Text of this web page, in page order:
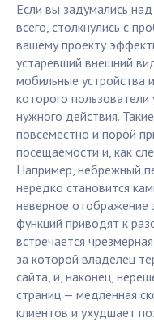
Если вы задумались
всего, столкнулись с
вашему проекту
устаревший внешний
мобильные устройства
которого
нужного действия.
повсеместно и порой
посещаемости и, как
Например, небрежный
нередко становится
неверное отображение
функций приводят к
встречается
за которой владелец
сайта, и, наконец,
страниц — медленная
клиентов и ухудшает